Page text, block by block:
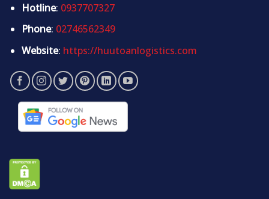
Hotline: 0937707327
Phone: 02746562349
Website: https://huutoanlogistics.com